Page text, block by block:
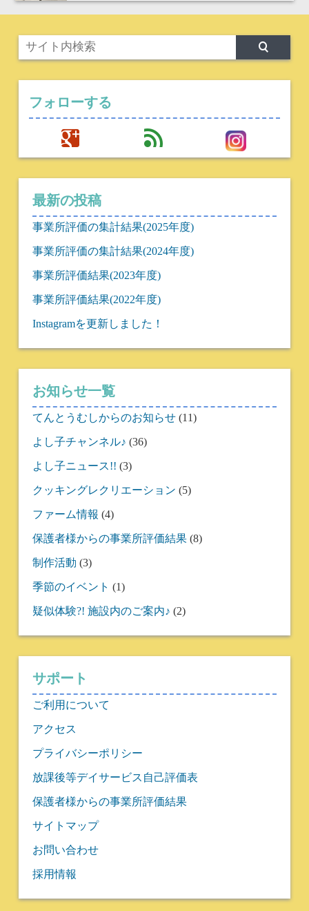
フォローする
google feed
最新の投稿
事業所評価の集計結果(2025年度)
事業所評価の集計結果(2024年度)
事業所評価結果(2023年度)
事業所評価結果(2022年度)
Instagramを更新しました！
お知らせ一覧
てんとうむしからのお知らせ(11)
よし子チャンネル♪ (36)
よし子ニュース!! (3)
クッキングレクリエーション (5)
ファーム情報 (4)
保護者様からの事業所評価結果(8)
制作活動 (3)
季節のイベント (1)
疑似体験?! 施設内のご案内♪ (2)
サポート
ご利用について
アクセス
プライバシーポリシー
放課後等デイサービス自己評価表
保護者様からの事業所評価結果
サイトマップ
お問い合わせ
採用情報